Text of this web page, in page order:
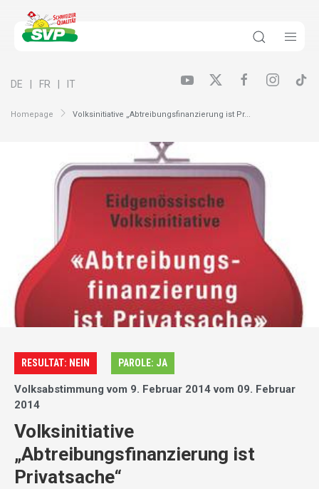
Homepage Volksinitiative „Abtreibungsfinanzierung ist Pr...
DE FR IT
RESULTAT: NEIN PAROLE: JA
Volksabstimmung vom 9. Februar 2014 vom 09. Februar
2014
Volksinitiative
„Abtreibungsfinanzierung ist
Privatsache“